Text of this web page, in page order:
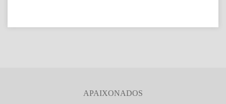
APAIXONADOS